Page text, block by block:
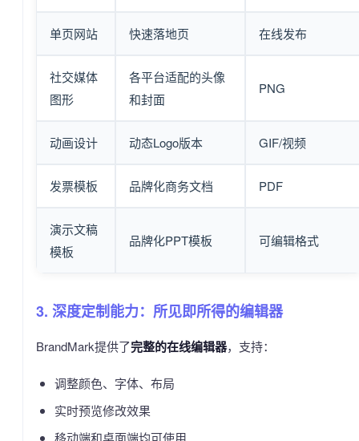
单页网站 快速落地页 在线发布
社交媒体
图形
各平台适配的头像
和封面
PNG
动画设计 动态Logo版本 GIF/视频
发票模板 品牌化商务文档 PDF
演示文稿
模板
品牌化PPT模板 可编辑格式
3. 深度定制能力：所见即所得的编辑器
BrandMark提供了完整的在线编辑器，支持：
调整颜色、字体、布局
实时预览修改效果